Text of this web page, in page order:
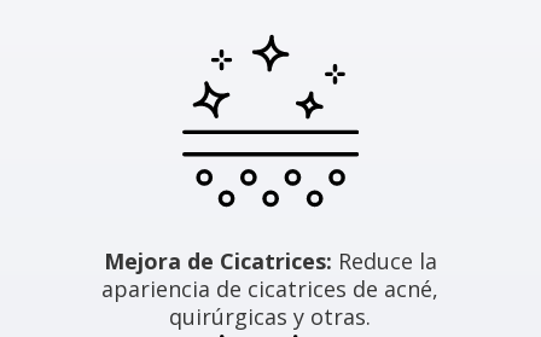
Mejora de Cicatrices: Reduce la
apariencia de cicatrices de acné,
quirúrgicas y otras.